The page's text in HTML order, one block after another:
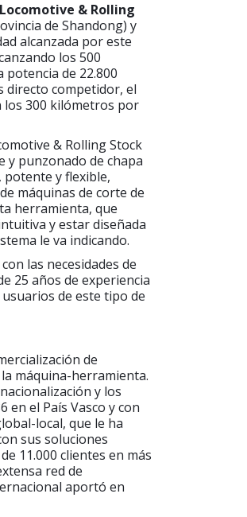
& Rolling
de Shandong) y
alcanzada por este
los 500
de 22.800
directo competidor, el
los 300 kilómetros por
& Rolling Stock
y punzonado de chapa
potente y flexible,
máquinas de corte de
herramienta, que
y estar diseñada
le va indicando.
las necesidades de
25 años de experiencia
de este tipo de
de
máquina-herramienta.
y los
en el País Vasco y con
local, que le ha
sus soluciones
11.000 clientes en más
red de
aportó en